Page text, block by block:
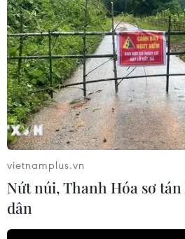
vietnamplus.vn
Nứt núi, Thanh Hóa sơ
dân